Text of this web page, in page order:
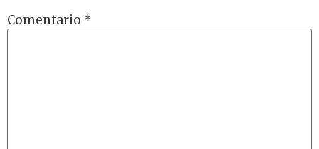
Comentario *